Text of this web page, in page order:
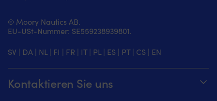
© Moory Nautics AB.
EU-USt-Nummer: SE559238939801.
SV | DA | NL | FI | FR | IT| PL | ES | PT| CS | EN
Kontaktieren Sie uns